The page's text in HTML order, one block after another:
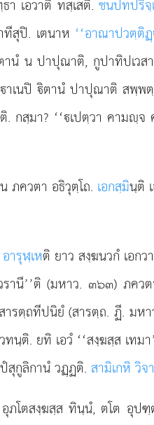
ธา เอวาติ ทสฺเสติ.ชนปทปริจฺ
สุปิ. เตนาห ‘‘อาณาปวตฺติ
นํ น ปาปุณาติ, กูปาทิปเวส
เนปิ ิตานํ ปาปุณาติ สพฺพ
สฺมา? ‘‘เปตฺวา คามฺ
ภควตา อธิวุตฺโถ. เอกสฺมินฺติ
ารุฬฺเหติ ยาว สงฺฆนวกํ เอก
านี’’ติ (มหาว. ๓๖๓) ภคว
ารตฺถทีปนิยํ (สารตฺถ. ฏี.
นฺติ. ยทิ เอวํ ‘‘สงฺฆสฺส เทม
สุกูลิกานํ วฏฺฏติ. สามิเกหิ วิจ
ภโตสงฺฆสฺส ทินฺนํ, ตโต อุป